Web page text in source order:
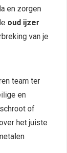
en zorgen
oud ijzer
van je
team ter
en
of
het juiste